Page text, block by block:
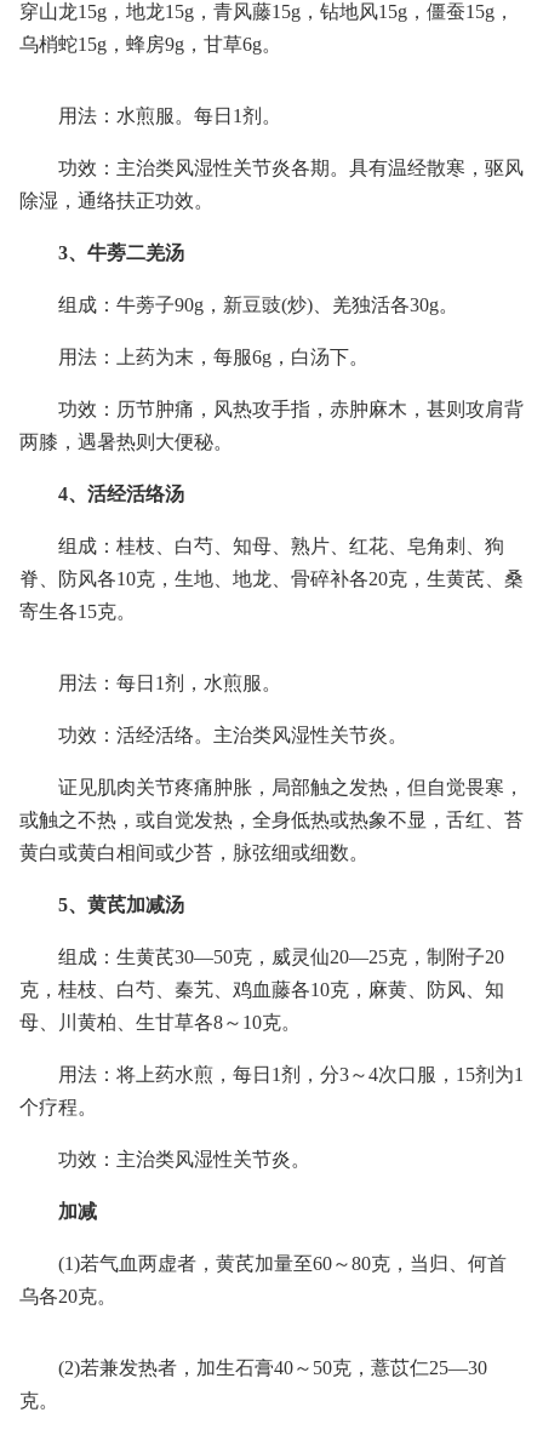
穿山龙15g，地龙15g，青风藤15g，钻地风15g，僵蚕15g，
乌梢蛇15g，蜂房9g，甘草6g。
用法：水煎服。每日1剂。
功效：主治类风湿性关节炎各期。具有温经散寒，驱风
除湿，通络扶正功效。
3、牛蒡二羌汤
组成：牛蒡子90g，新豆豉(炒)、羌独活各30g。
用法：上药为末，每服6g，白汤下。
功效：历节肿痛，风热攻手指，赤肿麻木，甚则攻肩背
两膝，遇暑热则大便秘。
4、活经活络汤
组成：桂枝、白芍、知母、熟片、红花、皂角刺、狗
脊、防风各10克，生地、地龙、骨碎补各20克，生黄芪、桑
寄生各15克。
用法：每日1剂，水煎服。
功效：活经活络。主治类风湿性关节炎。
证见肌肉关节疼痛肿胀，局部触之发热，但自觉畏寒，
或触之不热，或自觉发热，全身低热或热象不显，舌红、苔
黄白或黄白相间或少苔，脉弦细或细数。
5、黄芪加减汤
组成：生黄芪30—50克，威灵仙20—25克，制附子20
克，桂枝、白芍、秦艽、鸡血藤各10克，麻黄、防风、知
母、川黄柏、生甘草各8～10克。
用法：将上药水煎，每日1剂，分3～4次口服，15剂为1
个疗程。
功效：主治类风湿性关节炎。
加减
(1)若气血两虚者，黄芪加量至60～80克，当归、何首
乌各20克。
(2)若兼发热者，加生石膏40～50克，薏苡仁25—30
克。